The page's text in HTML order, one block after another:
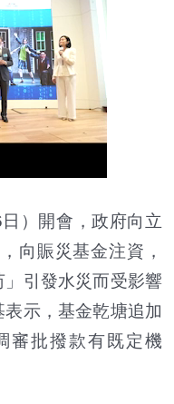
）開會，政府向立
向賑災基金注資，
引發水災而受影響
示，基金乾塘追加
審批撥款有既定機